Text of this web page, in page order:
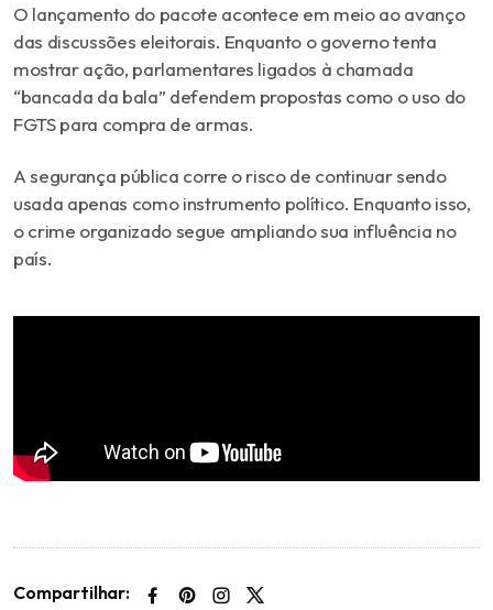
O lançamento do pacote acontece em meio ao avanço
das discussões eleitorais. Enquanto o governo tenta
mostrar ação, parlamentares ligados à chamada
“bancada da bala” defendem propostas como o uso do
FGTS para compra de armas.
A segurança pública corre o risco de continuar sendo
usada apenas como instrumento político. Enquanto isso,
o crime organizado segue ampliando sua influência no
país.
Compartilhar: